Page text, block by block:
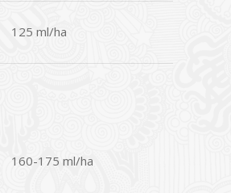
125 ml/ha
160-175 ml/ha